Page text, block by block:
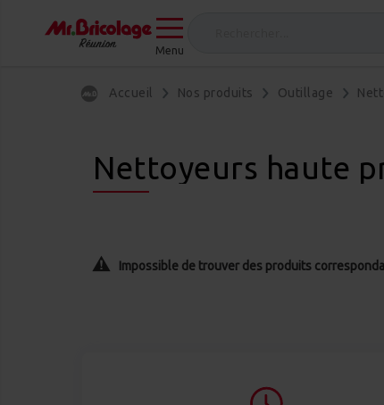
Menu
Accueil Nos produits Outillage
Nettoyeurs haute
Impossible de trouver des produits